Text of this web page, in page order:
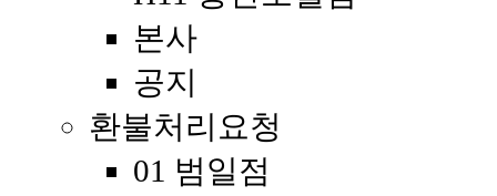
본사
공지
환불처리요청
01 범일점